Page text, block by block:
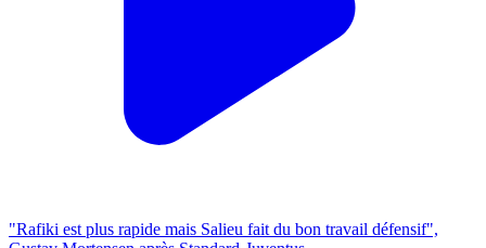
"Rafiki est plus rapide mais Salieu fait du bon travail défensif",